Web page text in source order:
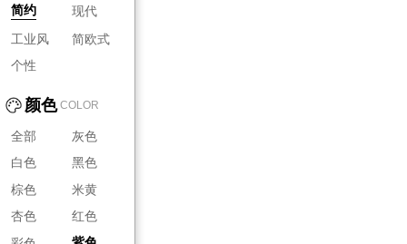
简约
现代
工业风
简欧式
个性
颜色 COLOR
全部
灰色
白色
黑色
棕色
米黄
杏色
红色